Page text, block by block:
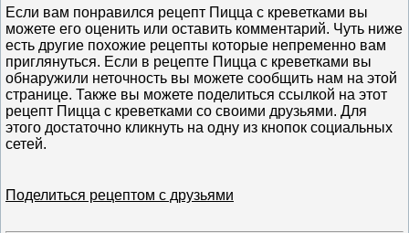
Если вам понравился рецепт Пицца с креветками вы
можете его оценить или оставить комментарий. Чуть ниже
есть другие похожие рецепты которые непременно вам
приглянуться. Если в рецепте Пицца с креветками вы
обнаружили неточность вы можете сообщить нам на этой
странице. Также вы можете поделиться ссылкой на этот
рецепт Пицца с креветками со своими друзьями. Для
этого достаточно кликнуть на одну из кнопок социальных
сетей.
Поделиться рецептом с друзьями